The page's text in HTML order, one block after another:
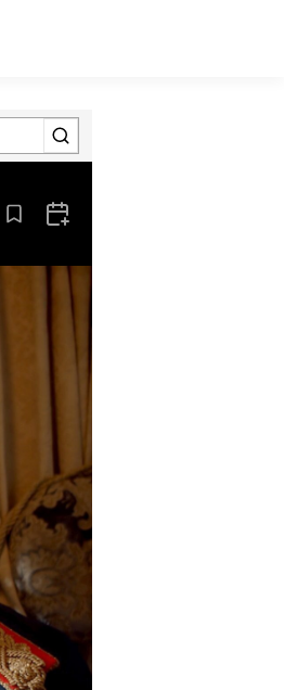
Aus den Lesezeichen entfernen
Zum Kalender hinzufügen